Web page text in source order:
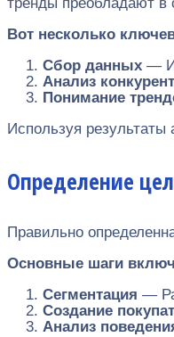
тренды преобладают в
Вот несколько
Сбор данных —
Анализ
Понимание
Используя
Определение
Правильно
Основные шаги
Сегментация —
Создание
Анализ